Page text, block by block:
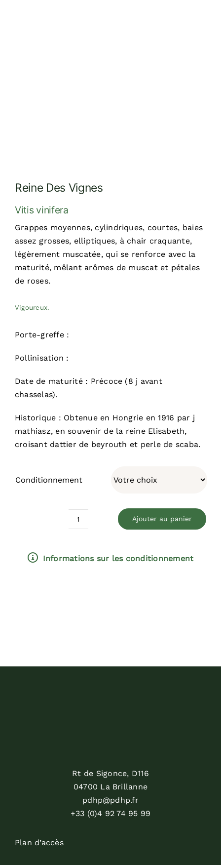
Reine Des Vignes
Vitis vinifera
Grappes moyennes, cylindriques, courtes, baies
assez grosses, elliptiques, à chair craquante,
légèrement muscatée, qui se renforce avec la
maturité, mêlant arômes de muscat et pétales
de roses.
Vigoureux.
Porte-greffe :
Pollinisation :
Date de maturité : Précoce (8 j avant
chasselas).
Historique : Obtenue en Hongrie en 1916 par j
mathiasz, en souvenir de la reine Elisabeth,
croisant dattier de beyrouth et perle de scaba.
Conditionnement
Ajouter au panier
Informations sur les conditionnement
Rt de Sigonce, D116
04700 La Brillanne
pdhp@pdhp.fr
+33 (0)4 92 74 95 99
Plan d’accès